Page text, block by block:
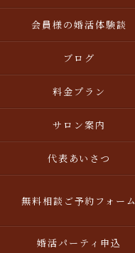
会員様の婚活体験談
ブログ
料金プラン
サロン案内
代表あいさつ
無料相談ご予約フォーム
婚活パーティ申込